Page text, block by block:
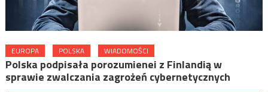
EUROPA POLSKA WIADOMOŚCI
Polska podpisała porozumienei z Finlandią w
sprawie zwalczania zagrożeń cybernetycznych